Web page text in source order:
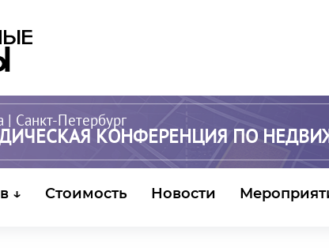
| Санкт-Петербург
КОНФЕРЕНЦИЯ ПО
↓ Стоимость Новости